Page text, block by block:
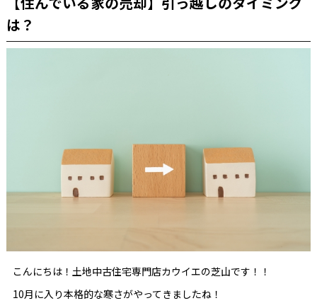
は？
こんにちは！土地中古住宅専門店カウイエの芝山です！！
10月に入り本格的な寒さがやってきましたね！